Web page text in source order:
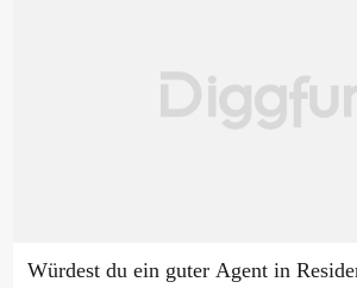
Würdest du ein guter Agent in